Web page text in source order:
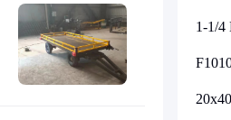
1-1/